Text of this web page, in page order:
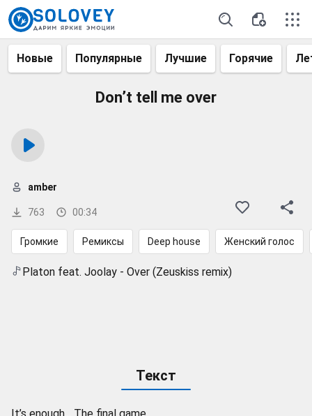
Новые Популярные Лучшие Горячие
Don’t tell me over
763 00:34
amber
Громкие Ремиксы Deep house Женский голос
Platon feat. Joolay - Over (Zeuskiss remix)
Текст